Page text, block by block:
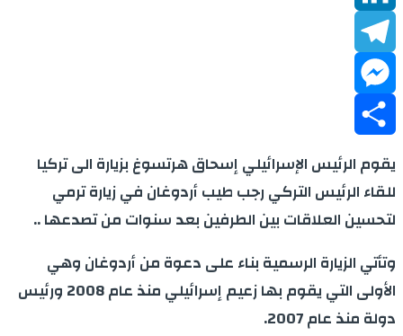
LinkedIn
Telegram
Messenger
Share
يقوم الرئيس الإسرائيلي إسحاق هرتسوغ بزيارة الى تركيا
للقاء الرئيس التركي رجب طيب أردوغان في زيارة ترمي
لتحسين العلاقات بين الطرفين بعد سنوات من تصدعها ..
وتأتي الزيارة الرسمية بناء على دعوة من أردوغان وهي
الأولى التي يقوم بها زعيم إسرائيلي منذ عام 2008 ورئيس
دولة منذ عام 2007.